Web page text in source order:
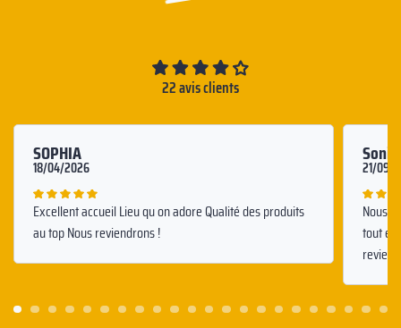
22 avis clients
SOPHIA
18/04/2026
Excellent accueil Lieu qu on adore Qualité des produits
au top Nous reviendrons !
Sonia
21/09/
Nous
tout